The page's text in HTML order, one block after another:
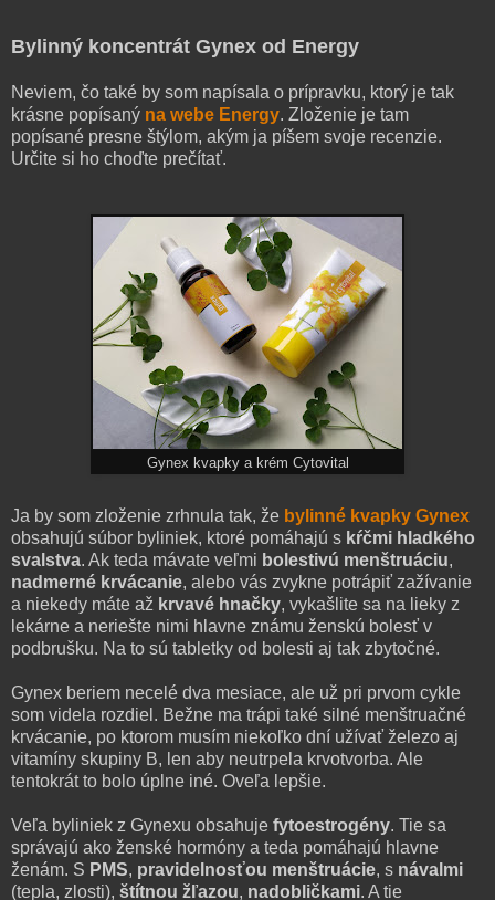
Bylinný koncentrát Gynex od Energy
Neviem, čo také by som napísala o prípravku, ktorý je tak
krásne popísaný na webe Energy. Zloženie je tam
popísané presne štýlom, akým ja píšem svoje recenzie.
Určite si ho choďte prečítať.
Gynex kvapky a krém Cytovital
Ja by som zloženie zrhnula tak, že bylinné kvapky Gynex
obsahujú súbor byliniek, ktoré pomáhajú s kŕčmi hladkého
svalstva. Ak teda mávate veľmi bolestivú menštruáciu,
nadmerné krvácanie, alebo vás zvykne potrápiť zažívanie
a niekedy máte až krvavé hnačky, vykašlite sa na lieky z
lekárne a neriešte nimi hlavne známu ženskú bolesť v
podbrušku. Na to sú tabletky od bolesti aj tak zbytočné.
Gynex beriem necelé dva mesiace, ale už pri prvom cykle
som videla rozdiel. Bežne ma trápi také silné menštruačné
krvácanie, po ktorom musím niekoľko dní užívať železo aj
vitamíny skupiny B, len aby neutrpela krvotvorba. Ale
tentokrát to bolo úplne iné. Oveľa lepšie.
Veľa byliniek z Gynexu obsahuje fytoestrogény. Tie sa
správajú ako ženské hormóny a teda pomáhajú hlavne
ženám. S PMS, pravidelnosťou menštruácie, s návalmi
(tepla, zlosti), štítnou žľazou, nadobličkami. A tie